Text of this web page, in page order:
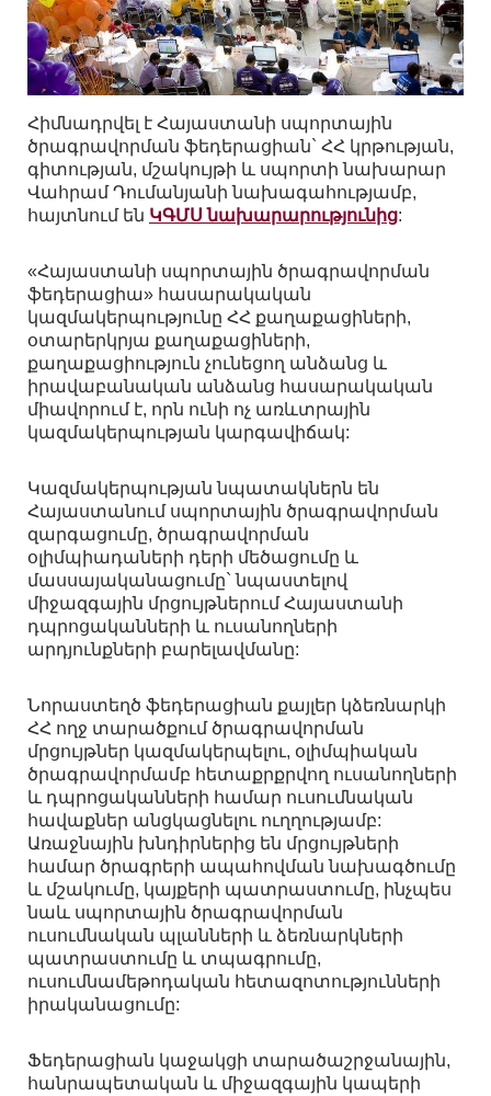
Հիմնադրվել է Հայաստանի սպորտային
ծրագրավորման ֆեդերացիան` ՀՀ կրթության,
գիտության, մշակույթի և սպորտի նախարար
Վահրամ Դումանյանի նախագահությամբ,
հայտնում են ԿԳՄՍ նախարարությունից:
«Հայաստանի սպորտային ծրագրավորման
ֆեդերացիա» հասարակական
կազմակերպությունը ՀՀ քաղաքացիների,
օտարերկրյա քաղաքացիների,
քաղաքացիություն չունեցող անձանց և
իրավաբանական անձանց հասարակական
միավորում է, որն ունի ոչ առևտրային
կազմակերպության կարգավիճակ:
Կազմակերպության նպատակներն են
Հայաստանում սպորտային ծրագրավորման
զարգացումը, ծրագրավորման
օլիմպիադաների դերի մեծացումը և
մասսայականացումը` նպաստելով
միջազգային մրցույթներում Հայաստանի
դպրոցականների և ուսանողների
արդյունքների բարելավմանը:
Նորաստեղծ ֆեդերացիան քայլեր կձեռնարկի
ՀՀ ողջ տարածքում ծրագրավորման
մրցույթներ կազմակերպելու, օլիմպիական
ծրագրավորմամբ հետաքրքրվող ուսանողների
և դպրոցականների համար ուսումնական
հավաքներ անցկացնելու ուղղությամբ:
Առաջնային խնդիրներից են մրցույթների
համար ծրագրերի ապահովման նախագծումը
և մշակումը, կայքերի պատրաստումը, ինչպես
նաև սպորտային ծրագրավորման
ուսումնական պլանների և ձեռնարկների
պատրաստումը և տպագրումը,
ուսումնամեթոդական հետազոտությունների
իրականացումը:
Ֆեդերացիան կաջակցի տարածաշրջանային,
հանրապետական և միջազգային կապերի